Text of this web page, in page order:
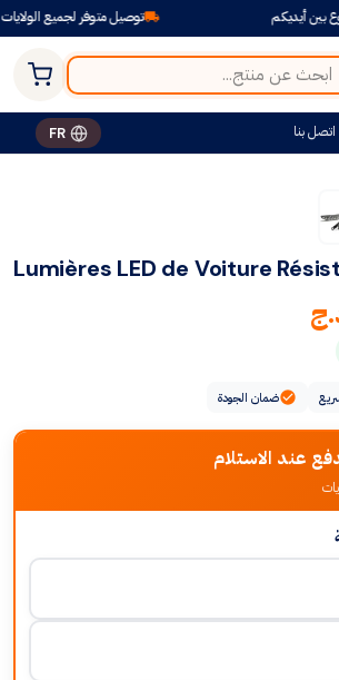
توصيل متوفر لجميع الولايات
اتصل بنا FR
Lumières LED de Voiture
ضمان الجودة
عند الاستلام